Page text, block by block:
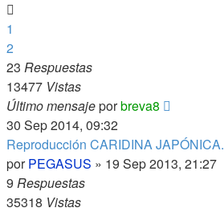
1
2
23 Respuestas
13477 Vistas
Último mensajeporbreva8
30 Sep 2014, 09:32
Reproducción CARIDINA JAPÓNICA.
porPEGASUS » 19 Sep 2013, 21:27
9 Respuestas
35318 Vistas